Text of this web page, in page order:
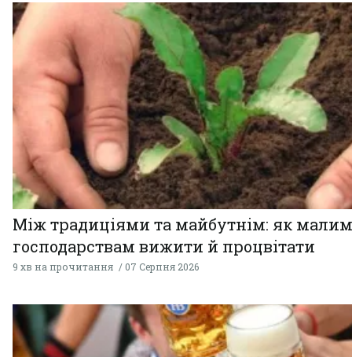
Між традиціями та майбутнім: як малим
господарствам вижити й процвітати
9 хв на прочитання 07 Серпня 2026